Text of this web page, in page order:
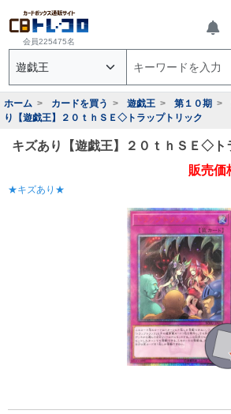
会員225475名
ホーム カードを買う 遊戯王 第１０期
り【遊戯王】２０ｔｈＳＥ◇トラップトリック
キズあり【遊戯王】２０ｔｈＳＥ◇ト
★キズあり★
販売価